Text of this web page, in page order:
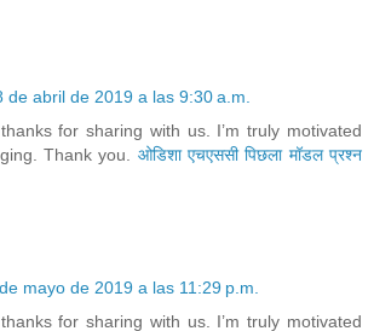
de abril de 2019 a las 9:30 a.m.
for sharing with us. I’m truly motivated
Thank you. ओडिशा एचएससी पिछला मॉडल प्रश्न
mayo de 2019 a las 11:29 p.m.
for sharing with us. I’m truly motivated